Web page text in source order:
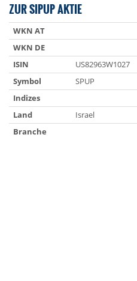
ZUR SIPUP AKTIE
WKN AT
WKN DE
ISIN
US82963W1027
Symbol
SPUP
Indizes
Land
Israel
Branche